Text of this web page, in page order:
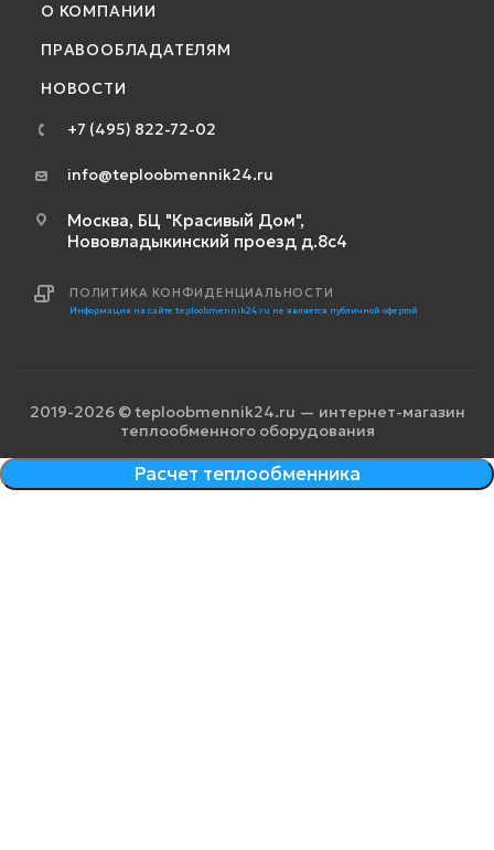
О КОМПАНИИ
ПРАВООБЛАДАТЕЛЯМ
НОВОСТИ
+7 (495) 822-72-02
info@teploobmennik24.ru
Москва, БЦ "Красивый Дом",
Нововладыкинский проезд д.8с4
ПОЛИТИКА КОНФИДЕНЦИАЛЬНОСТИ
Информация на сайте teploobmennik24.ru не является публичной офертой
2019-2026 © teploobmennik24.ru — интернет-магазин
теплообменного оборудования
Расчет теплообменника